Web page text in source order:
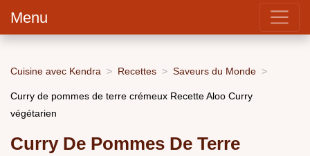
Menu
Cuisine avec Kendra Recettes Saveurs du Monde
Curry de pommes de terre crémeux Recette Aloo Curry
végétarien
Curry De Pommes De Terre